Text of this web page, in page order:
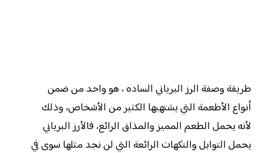
طريقة وصفة الرز البرياني الساده ، هو واحد من ضمن
أنواع الأطعمة التي يشتهيها الكثير من الأشخاص، وذلك
لأنه يحمل الطعم المميز والمذاق الرائع، فالأرز البرياني
يحمل التوابل والنكهات الرائعة التي لن نجد مثلها سوى في